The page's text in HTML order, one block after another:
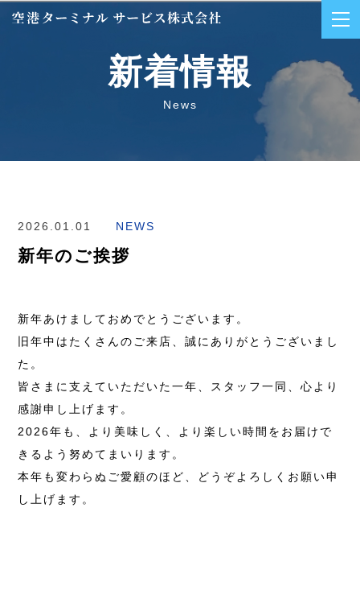
新着情報
News
2026.01.01 NEWS
新年のご挨拶
新年あけましておめでとうございます。
旧年中はたくさんのご来店、誠にありがとうございまし
た。
皆さまに支えていただいた一年、スタッフ一同、心より
感謝申し上げます。
2026年も、より美味しく、より楽しい時間をお届けで
きるよう努めてまいります。
本年も変わらぬご愛顧のほど、どうぞよろしくお願い申
し上げます。